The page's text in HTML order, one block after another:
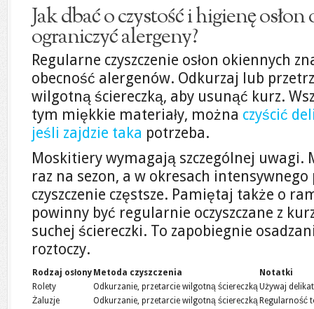
Jak dbać o czystość i higienę
ograniczyć alergeny?
Regularne czyszczenie osłon okiennych
obecność alergenów. Odkurzaj lub
wilgotną ściereczką, aby usunąć kurz.
tym miękkie materiały, można czyścić
jeśli zajdzie taka potrzeba.
Moskitiery wymagają szczególnej uwagi.
raz na sezon, a w okresach intensywnego
czyszczenie częstsze. Pamiętaj także o
powinny być regularnie oczyszczane z
suchej ściereczki. To zapobiegnie
roztoczy.
Rodzaj osłony Metoda czyszczenia
Notatki
Rolety
Odkurzanie, przetarcie wilgotną ściereczkąUżywaj
Żaluzje
Odkurzanie, przetarcie wilgotną ściereczką Regularność